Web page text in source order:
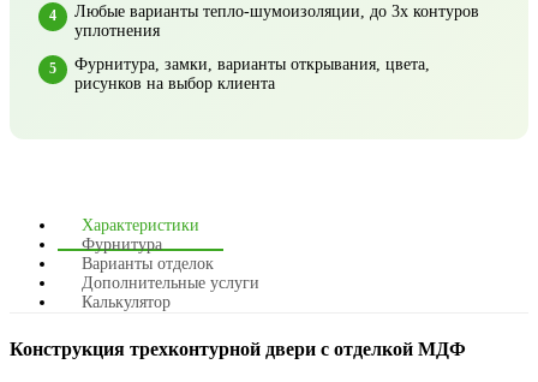
Любые варианты тепло-шумоизоляции, до 3х контуров
уплотнения
Фурнитура, замки, варианты открывания, цвета,
рисунков на выбор клиента
Характеристики
Фурнитура
Варианты отделок
Дополнительные услуги
Калькулятор
Конструкция трехконтурной двери с отделкой МДФ